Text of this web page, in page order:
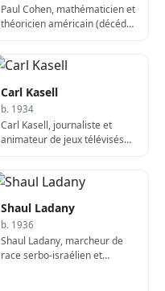
Paul Cohen, mathématicien et
théoricien américain (décédé
Carl Kasell
b. 1934
Carl Kasell, journaliste et
animateur de jeux télévisés
Shaul Ladany
b. 1936
Shaul Ladany, marcheur de
race serbo-israélien et